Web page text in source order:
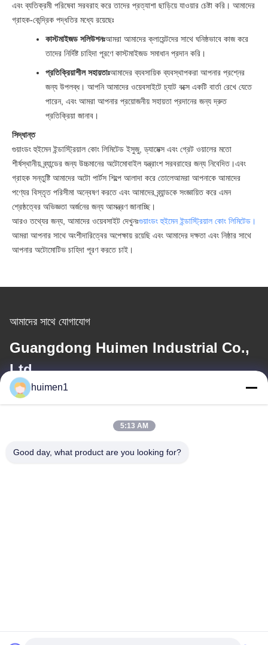
এবং ব্যতিক্রমী পরিষেবা সরবরাহ করে তাদের প্রত্যাশা ছাড়িয়ে যাওয়ার চেষ্টা করি। আমাদের
গ্রাহক-কেন্দ্রিক পদ্ধতির মধ্যে রয়েছেঃ
কাস্টমাইজড সলিউশনঃআমরা আমাদের ক্লায়েন্টদের সাথে ঘনিষ্ঠভাবে কাজ করে
তাদের নির্দিষ্ট চাহিদা পূরণে কাস্টমাইজড সমাধান প্রদান করি।
প্রতিক্রিয়াশীল সহায়তাঃআমাদের ব্যবসায়িক ব্যবস্থাপকরা আপনার প্রশ্নের
জন্য উপলব্ধ। আপনি আমাদের ওয়েবসাইটে চ্যাট বক্সে একটি বার্তা রেখে যেতে
পারেন, এবং আমরা আপনার প্রয়োজনীয় সহায়তা প্রদানের জন্য দ্রুত
প্রতিক্রিয়া জানাব।
সিদ্ধান্ত
গুয়াংডং হুইমেন ইন্ডাস্ট্রিয়াল কোং লিমিটেড ইসুজু, ড্যামেক্স এবং গ্রেট ওয়ালের মতো
শীর্ষস্থানীয় ব্র্যান্ডের জন্য উচ্চমানের অটোমোবাইল যন্ত্রাংশ সরবরাহের জন্য নিবেদিত।এবং
গ্রাহক সন্তুষ্টি আমাদের অটো পার্টস শিল্পে আলাদা করে তোলেআমরা আপনাকে আমাদের
পণ্যের বিস্তৃত পরিসীমা অন্বেষণ করতে এবং আমাদের ব্র্যান্ডকে সংজ্ঞায়িত করে এমন
শ্রেষ্ঠত্বের অভিজ্ঞতা অর্জনের জন্য আমন্ত্রণ জানাচ্ছি।
আরও তথ্যের জন্য, আমাদের ওয়েবসাইট দেখুনঃগুয়াংডং হুইমেন ইন্ডাস্ট্রিয়াল কোং লিমিটেড।
আমরা আপনার সাথে অংশীদারিত্বের অপেক্ষায় রয়েছি এবং আমাদের দক্ষতা এবং নিষ্ঠার সাথে
আপনার অটোমোটিভ চাহিদা পূরণ করতে চাই।
আমাদের সাথে যোগাযোগ
Guangdong Huimen Industrial Co.,
Ltd.
ই-মেইল
feimenlmugolchina@gmail.com
চীন ভালো মানের ইসুজু ইঞ্জিন যন্ত্রাংশ সরবরাহকারী। কপিরাইট © -2026 Guangdong
huimen1
5:13 AM
Good day, what product are you looking for?